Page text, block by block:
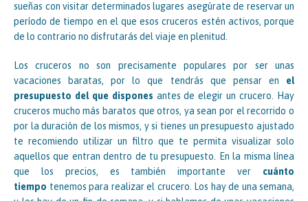
sueñas con visitar determinados lugares asegúrate de reservar un
período de tiempo en el que esos cruceros estén activos, porque
de lo contrario no disfrutarás del viaje en plenitud.
Los cruceros no son precisamente populares por ser unas
vacaciones baratas, por lo que tendrás que pensar en el
presupuesto del que dispones antes de elegir un crucero. Hay
cruceros mucho más baratos que otros, ya sean por el recorrido o
por la duración de los mismos, y si tienes un presupuesto ajustado
te recomiendo utilizar un filtro que te permita visualizar solo
aquellos que entran dentro de tu presupuesto. En la misma línea
que los precios, es también importante ver cuánto
tiempo tenemos para realizar el crucero. Los hay de una semana,